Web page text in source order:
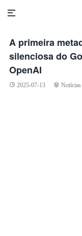
A primeira
silenciosa do
OpenAI
2025-07-13